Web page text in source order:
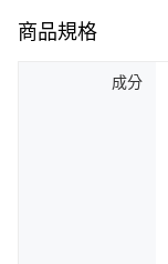
商品規格
成分